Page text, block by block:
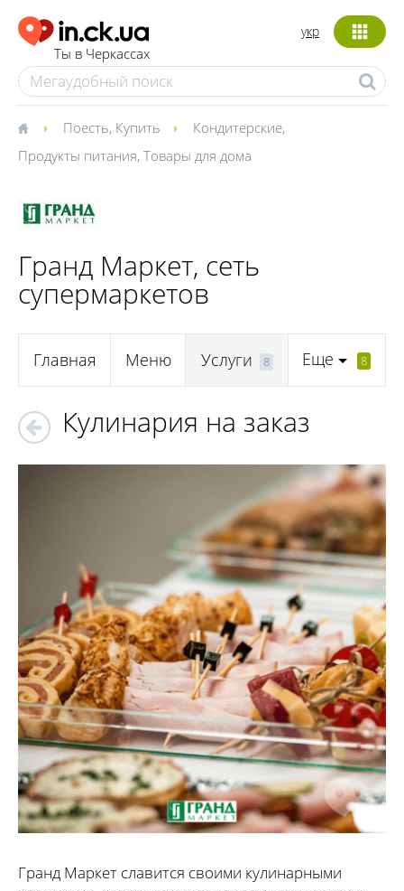
Ты в Черкассах
укр
Поесть, Купить Кондитерские,
Продукты питания, Товары для дома
Гранд Маркет, сеть
супермаркетов
Главная Меню Услуги 8 Еще 8
Кулинария на заказ
Гранд Маркет славится своими кулинарными